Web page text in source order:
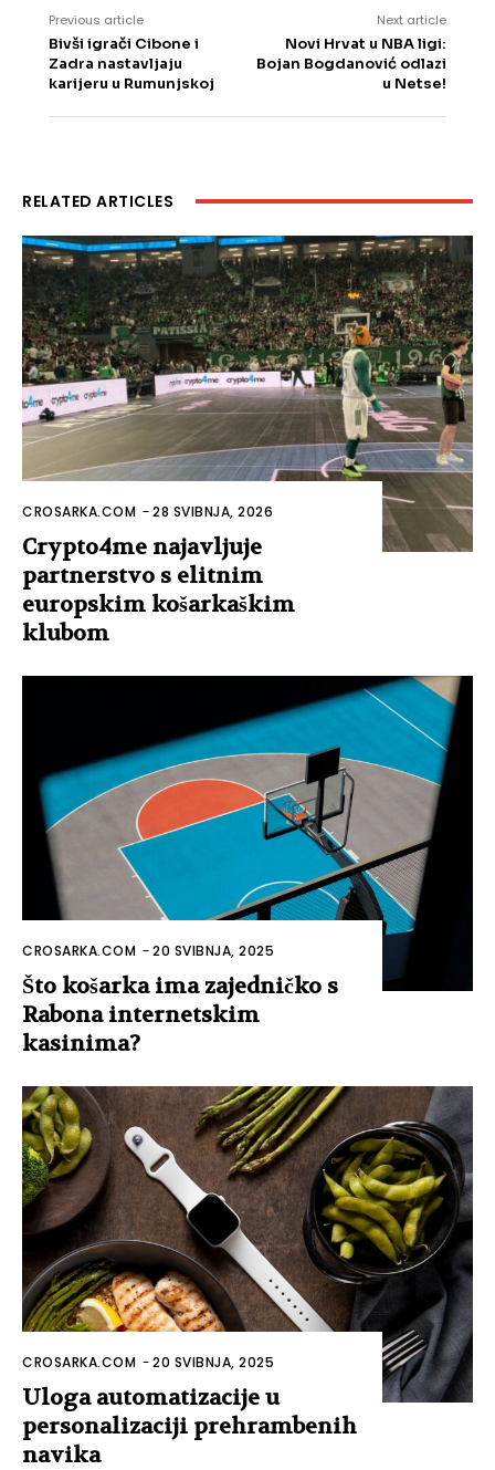
Previous article
Bivši igrači Cibone i
Zadra nastavljaju
karijeru u Rumunjskoj
Next article
Novi Hrvat u NBA ligi:
Bojan Bogdanović odlazi
u Netse!
RELATED ARTICLES
CROSARKA.COM -28 SVIBNJA, 2026
Crypto4me najavljuje
partnerstvo s elitnim
europskim košarkaškim
klubom
CROSARKA.COM -20 SVIBNJA, 2025
Što košarka ima zajedničko s
Rabona internetskim
kasinima?
CROSARKA.COM -20 SVIBNJA, 2025
Uloga automatizacije u
personalizaciji prehrambenih
navika